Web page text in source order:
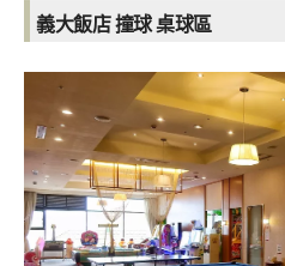
義大飯店撞球 桌球區